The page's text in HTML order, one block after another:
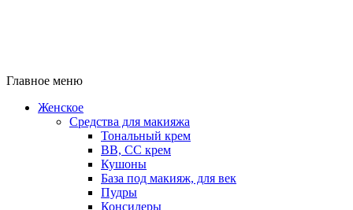
Главное меню
Женское
Средства для макияжа
Тональный крем
BB, CC крем
Кушоны
База под макияж, для век
Пудры
Консилеры